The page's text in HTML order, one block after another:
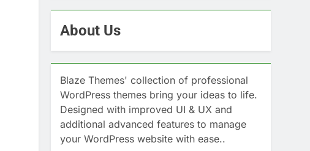
About Us
Blaze Themes' collection of professional
WordPress themes bring your ideas to life.
Designed with improved UI & UX and
additional advanced features to manage
your WordPress website with ease..